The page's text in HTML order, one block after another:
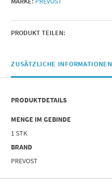
1/4
|PRODUKT TEILEN:
ZUSÄTZLICHE INFORMATIONEN
PRODUKTDETAILS
MENGE IM GEBINDE
1 STK
BRAND
PREVOST